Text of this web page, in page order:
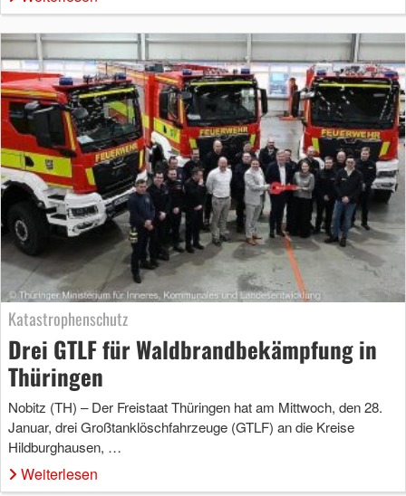
Katastrophenschutz
Drei GTLF für Waldbrandbekämpfung in
Thüringen
Nobitz (TH) – Der Freistaat Thüringen hat am Mittwoch, den 28.
Januar, drei Großtanklöschfahrzeuge (GTLF) an die Kreise
Hildburghausen, …
Weiterlesen